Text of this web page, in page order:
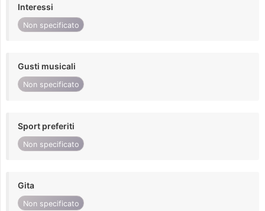
Interessi
Non specificato
Gusti musicali
Non specificato
Sport preferiti
Non specificato
Gita
Non specificato